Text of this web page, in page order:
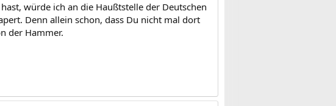
würde ich an die Haußtstelle der Deutschen
Denn allein schon, dass Du nicht mal dort
der Hammer.